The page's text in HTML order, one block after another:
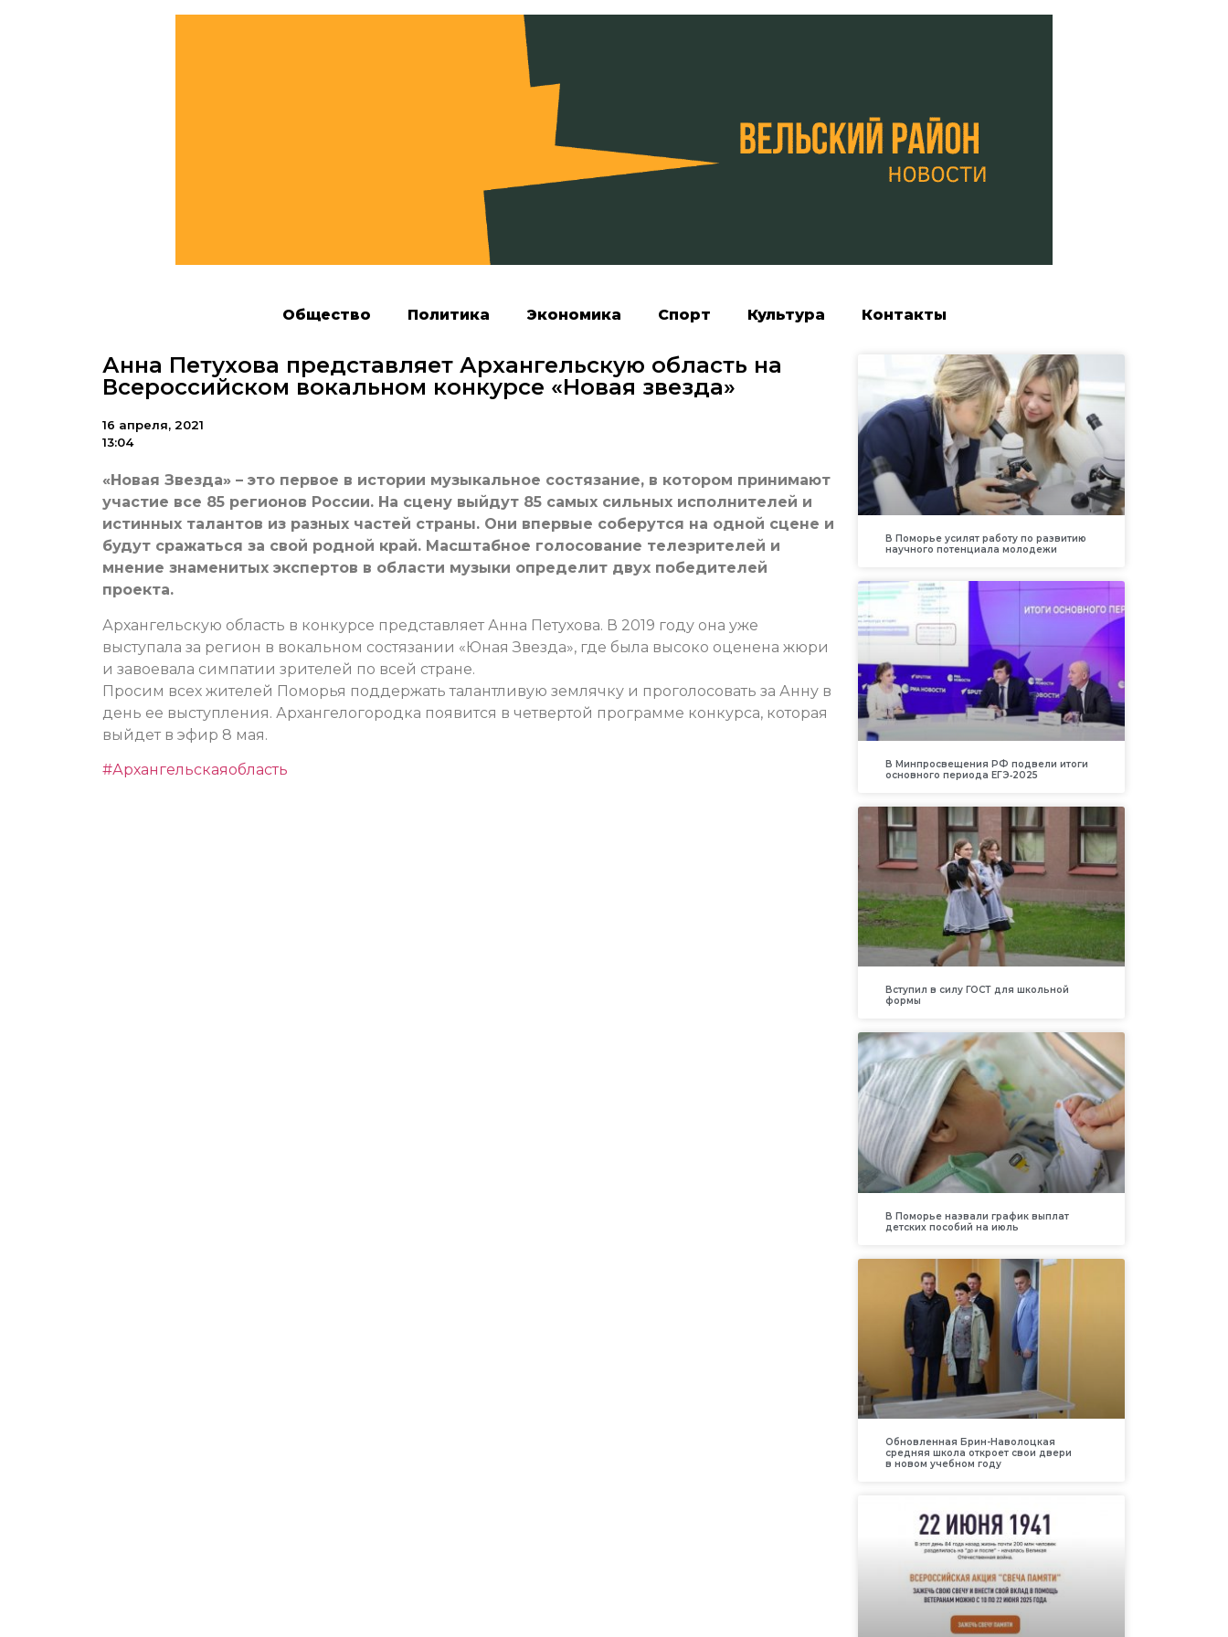
Общество Политика Экономика Спорт Культура Контакты
Анна Петухова представляет Архангельскую область на
Всероссийском вокальном конкурсе «Новая звезда»
16 апреля, 2021
13:04
«Новая Звезда» – это первое в истории музыкальное состязание, в котором принимают
участие все 85 регионов России. На сцену выйдут 85 самых сильных исполнителей и
истинных талантов из разных частей страны. Они впервые соберутся на одной сцене и
будут сражаться за свой родной край. Масштабное голосование телезрителей и
мнение знаменитых экспертов в области музыки определит двух победителей
проекта.
Архангельскую область в конкурсе представляет Анна Петухова. В 2019 году она уже
выступала за регион в вокальном состязании «Юная Звезда», где была высоко оценена жюри
и завоевала симпатии зрителей по всей стране.
Просим всех жителей Поморья поддержать талантливую землячку и проголосовать за Анну в
день ее выступления. Архангелогородка появится в четвертой программе конкурса, которая
выйдет в эфир 8 мая.
#Архангельскаяобласть
В Поморье усилят работу по развитию
научного потенциала молодежи
В Минпросвещения РФ подвели итоги
основного периода ЕГЭ‑2025
Вступил в силу ГОСТ для школьной
формы
В Поморье назвали график выплат
детских пособий на июль
Обновленная Брин-Наволоцкая
средняя школа откроет свои двери
в новом учебном году